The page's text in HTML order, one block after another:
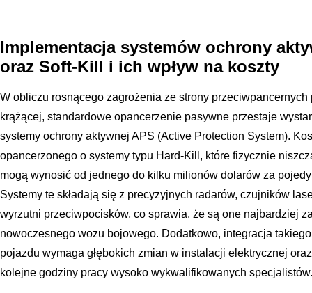
Implementacja systemów ochrony
oraz Soft-Kill i ich wpływ na koszty
W obliczu rosnącego zagrożenia ze strony
krążącej, standardowe opancerzenie pasywne przestaje
systemy ochrony aktywnej APS (Active Protection System).
opancerzonego o systemy typu Hard-Kill, które fizycznie
mogą wynosić od jednego do kilku milionów dolarów za
Systemy te składają się z precyzyjnych radarów, czujników
wyrzutni przeciwpocisków, co sprawia, że są one najbardziej
nowoczesnego wozu bojowego. Dodatkowo, integracja
pojazdu wymaga głębokich zmian w instalacji elektrycznej
kolejne godziny pracy wysoko wykwalifikowanych specjalistów.